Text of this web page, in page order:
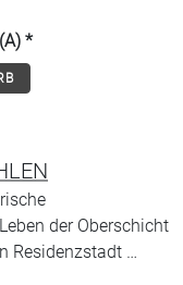
*
der Oberschicht
Residenzstadt …